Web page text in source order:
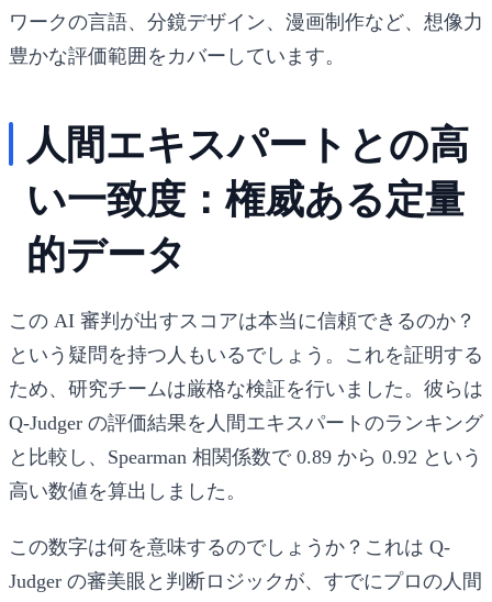
ワークの言語、分鏡デザイン、漫画制作など、想像力
豊かな評価範囲をカバーしています。
人間エキスパートとの高
い一致度：権威ある定量
的データ
この AI 審判が出すスコアは本当に信頼できるのか？
という疑問を持つ人もいるでしょう。これを証明する
ため、研究チームは厳格な検証を行いました。彼らは
Q-Judger の評価結果を人間エキスパートのランキング
と比較し、Spearman 相関係数で 0.89 から 0.92 という
高い数値を算出しました。
この数字は何を意味するのでしょうか？これは Q-
Judger の審美眼と判断ロジックが、すでにプロの人間